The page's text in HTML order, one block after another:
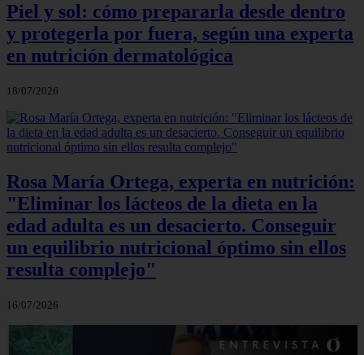
Piel y sol: cómo prepararla desde dentro
y protegerla por fuera, según una experta
en nutrición dermatológica
18/07/2026
Rosa María Ortega, experta en nutrición:
"Eliminar los lácteos de la dieta en la
edad adulta es un desacierto. Conseguir
un equilibrio nutricional óptimo sin ellos
resulta complejo"
16/07/2026